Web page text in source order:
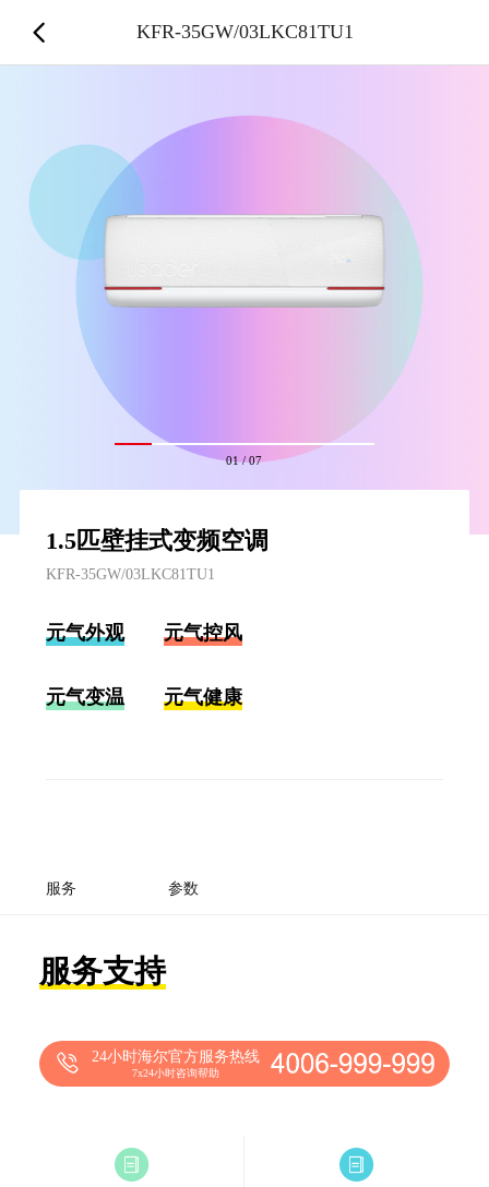
01/07
1.5匹壁挂式变频空调
KFR-35GW/03LKC81TU1
元气外观 元气控风
元气变温 元气健康
服务 参数
服务支持
24小时海尔官方服务热线
7x24小时咨询帮助
KFR-35GW/03LKC81TU1